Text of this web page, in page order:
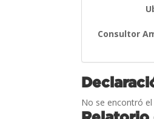
Consultor
No se encontró